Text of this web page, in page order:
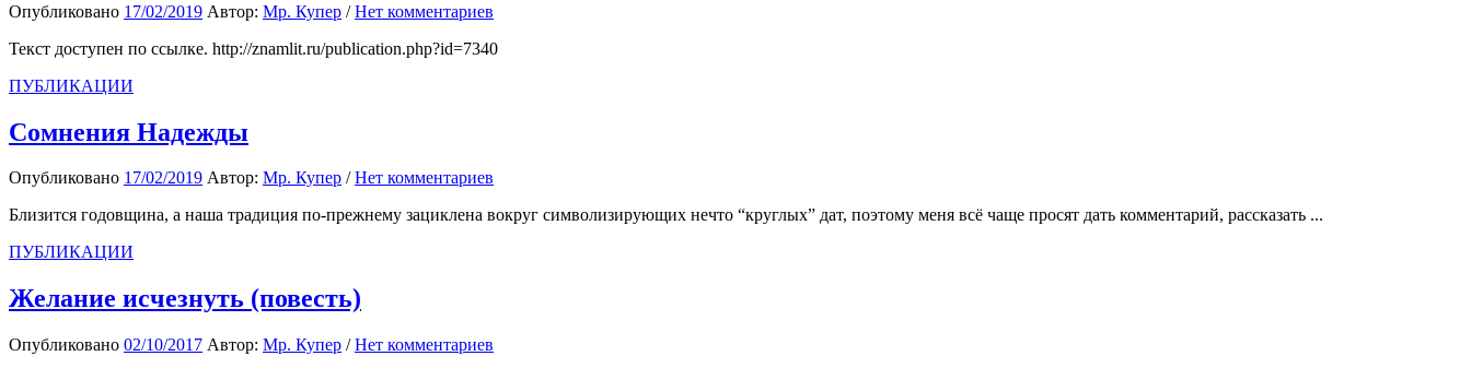
Опубликовано 17/02/2019 Автор: Мр. Купер /Нет комментариев
Текст доступен по ссылке. http://znamlit.ru/publication.php?id=7340
ПУБЛИКАЦИИ
Сомнения Надежды
Опубликовано 17/02/2019 Автор: Мр. Купер /Нет комментариев
Близится годовщина, а наша традиция по-прежнему зациклена вокруг символизирующих нечто “круглых” дат, поэтому меня всё чаще просят дать комментарий, рассказать ...
ПУБЛИКАЦИИ
Желание исчезнуть (повесть)
Опубликовано 02/10/2017 Автор: Мр. Купер /Нет комментариев